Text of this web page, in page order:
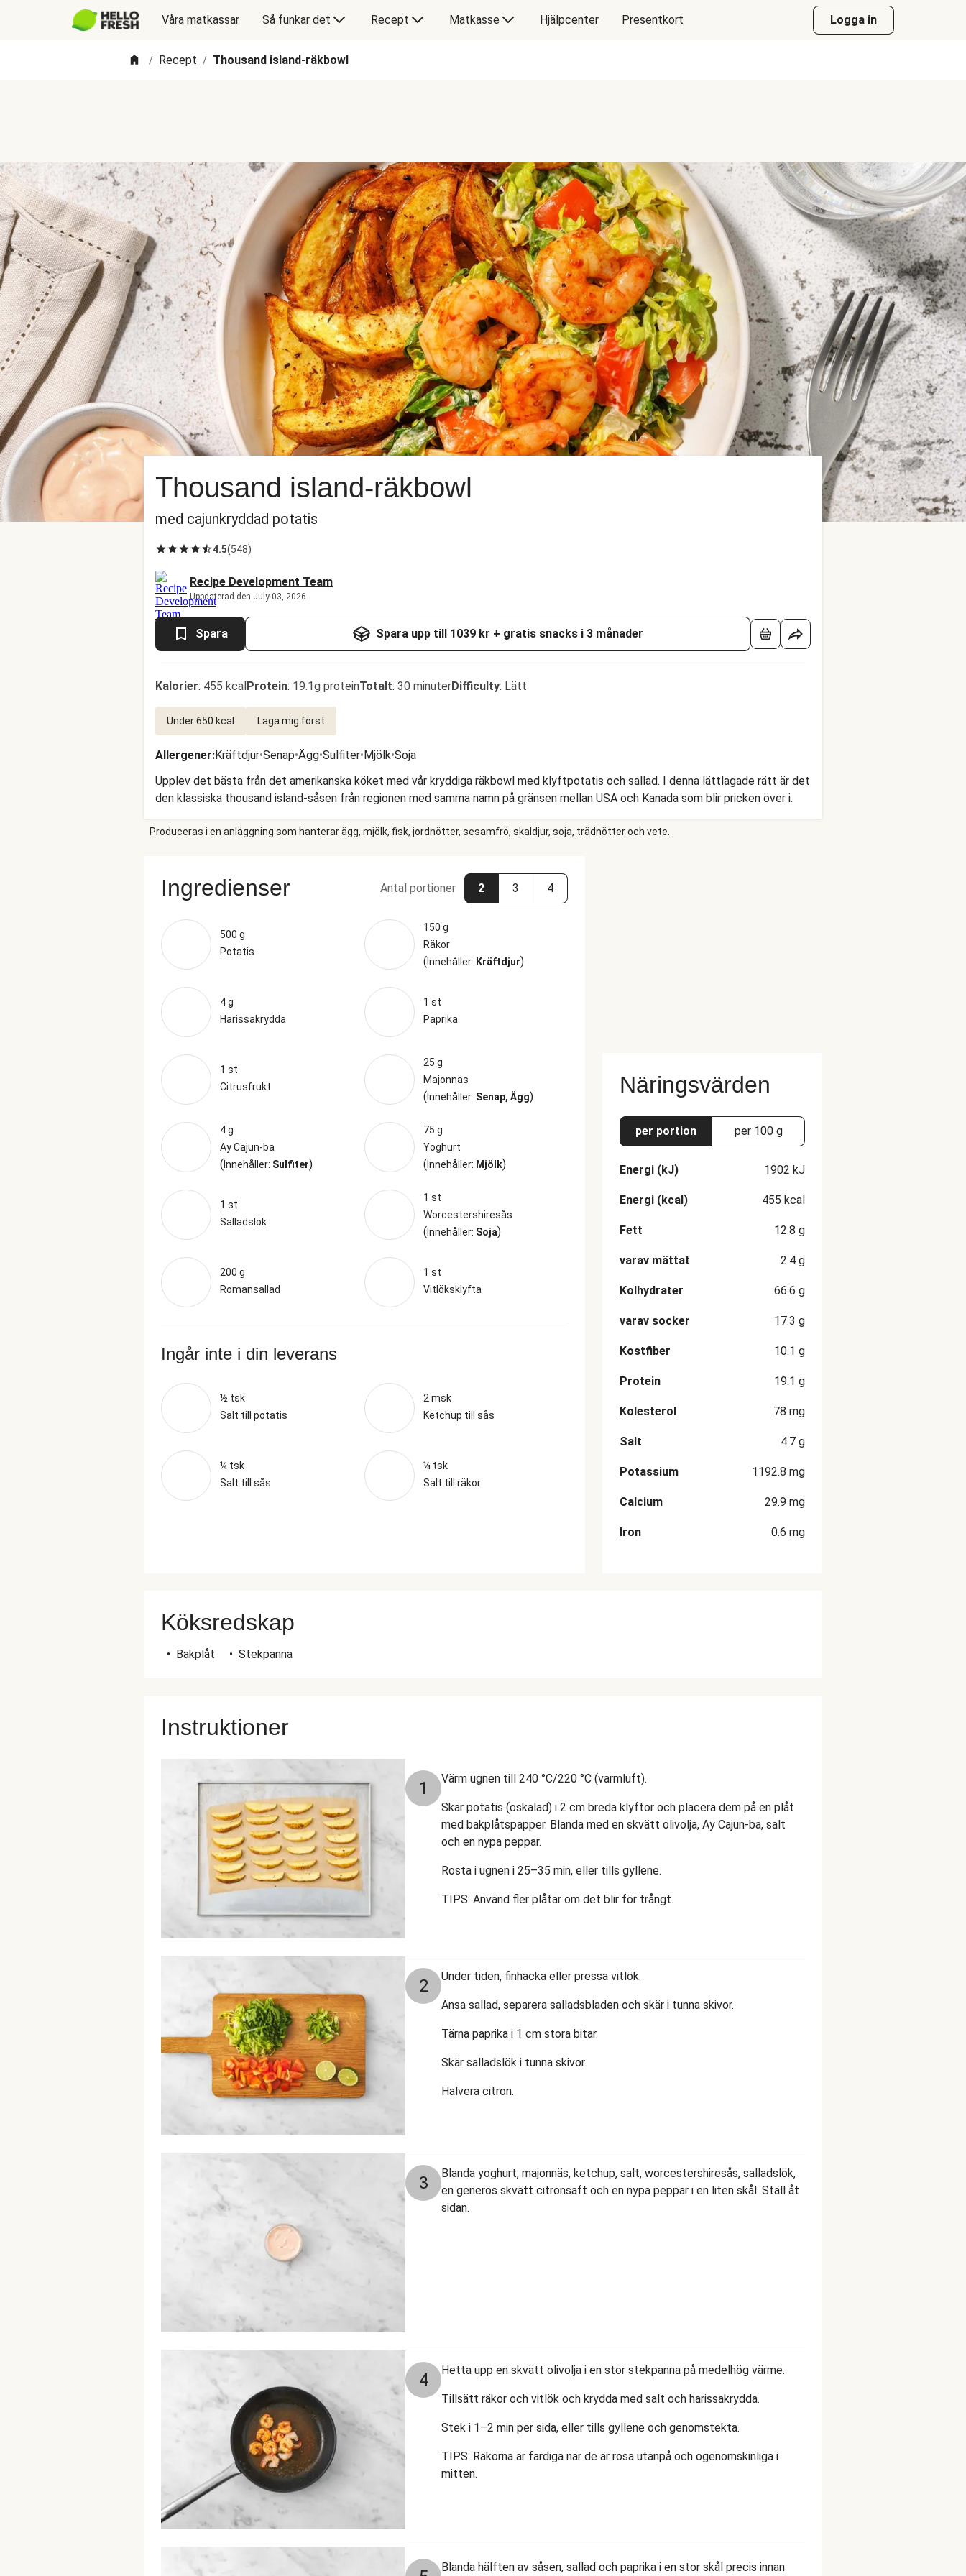
Våra matkassar Så funkar det Recept Matkasse Hjälpcenter Presentkort Logga in
/ Recept / Thousand island-räkbowl
Thousand island-räkbowl
med cajunkryddad potatis
4.5(548)
Recipe Development Team
Uppdaterad den July 03, 2026
Spara Spara upp till 1039 kr + gratis snacks i 3 månader
Kalorier: 455 kcalProtein: 19.1g proteinTotalt: 30 minuterDifficulty: Lätt
Under 650 kcal Laga mig först
Allergener:Kräftdjur•Senap•Ägg•Sulfiter•Mjölk•Soja
Upplev det bästa från det amerikanska köket med vår kryddiga räkbowl med klyftpotatis och sallad. I denna lättlagade rätt är det
den klassiska thousand island-såsen från regionen med samma namn på gränsen mellan USA och Kanada som blir pricken över i.
Produceras i en anläggning som hanterar ägg, mjölk, fisk, jordnötter, sesamfrö, skaldjur, soja, trädnötter och vete.
Ingredienser Antal portioner 2 3 4
500 g
Potatis
150 g
Räkor
(Innehåller: Kräftdjur)
4 g
Harissakrydda
1 st
Paprika
1 st
Citrusfrukt
25 g
Majonnäs
(Innehåller: Senap, Ägg)
4 g
Ay Cajun-ba
(Innehåller: Sulfiter)
75 g
Yoghurt
(Innehåller: Mjölk)
1 st
Salladslök
1 st
Worcestershiresås
(Innehåller: Soja)
200 g
Romansallad
1 st
Vitlöksklyfta
Ingår inte i din leverans
½ tsk
Salt till potatis
2 msk
Ketchup till sås
¼ tsk
Salt till sås
¼ tsk
Salt till räkor
Näringsvärden
per portion per 100 g
Energi (kJ) 1902 kJ
Energi (kcal) 455 kcal
Fett 12.8 g
varav mättat 2.4 g
Kolhydrater 66.6 g
varav socker 17.3 g
Kostfiber 10.1 g
Protein 19.1 g
Kolesterol 78 mg
Salt 4.7 g
Potassium 1192.8 mg
Calcium 29.9 mg
Iron 0.6 mg
Köksredskap
• Bakplåt • Stekpanna
Instruktioner
1 Värm ugnen till 240 °C/220 °C (varmluft).
Skär potatis (oskalad) i 2 cm breda klyftor och placera dem på en plåt
med bakplåtspapper. Blanda med en skvätt olivolja, Ay Cajun-ba, salt
och en nypa peppar.
Rosta i ugnen i 25–35 min, eller tills gyllene.
TIPS: Använd fler plåtar om det blir för trångt.
2 Under tiden, finhacka eller pressa vitlök.
Ansa sallad, separera salladsbladen och skär i tunna skivor.
Tärna paprika i 1 cm stora bitar.
Skär salladslök i tunna skivor.
Halvera citron.
3
Blanda yoghurt, majonnäs, ketchup, salt, worcestershiresås, salladslök,
en generös skvätt citronsaft och en nypa peppar i en liten skål. Ställ åt
sidan.
4 Hetta upp en skvätt olivolja i en stor stekpanna på medelhög värme.
Tillsätt räkor och vitlök och krydda med salt och harissakrydda.
Stek i 1–2 min per sida, eller tills gyllene och genomstekta.
TIPS: Räkorna är färdiga när de är rosa utanpå och ogenomskinliga i
mitten.
Blanda hälften av såsen, sallad och paprika i en stor skål precis innan